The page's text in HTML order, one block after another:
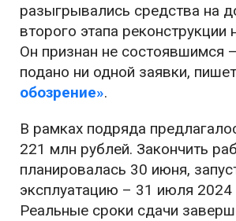
разыгрывались средства на
второго этапа реконструкции
Он признан не состоявшимся
подано ни одной заявки, пишет
обозрение».
В рамках подряда
221 млн рублей. Закончить
планировалась 30 июня,
эксплуатацию – 31 июля 2024
Реальные сроки сдачи